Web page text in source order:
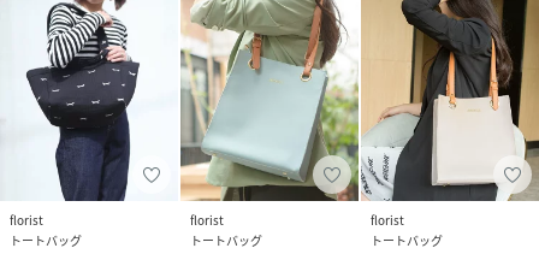
florist
トートバッグ
florist
トートバッグ
florist
トートバッグ